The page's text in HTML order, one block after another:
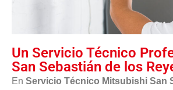
Un Servicio Técnico
San Sebastián de los
En Servicio Técnico Mitsubishi San